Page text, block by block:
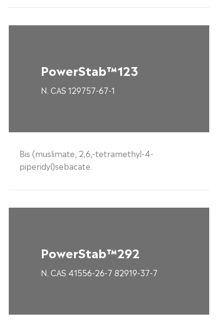
PowerStab™123
N. CAS 129757-67-1
Bis (muslimate, 2,6,-tetramethyl-4-
piperidyl)sebacate.
PowerStab™292
N. CAS 41556-26-7 82919-37-7